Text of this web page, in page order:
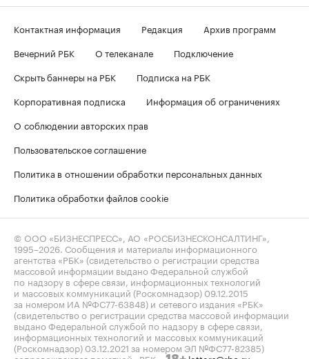
Контактная информация Редакция
Архив программ
Вечерний РБК
О телеканале
Подключение
Скрыть баннеры на РБК
Подписка на РБК
Корпоративная подписка
Информация об ограничениях
О соблюдении авторских прав
Пользовательское соглашение
Политика в отношении обработки персональных данных
Политика обработки файлов cookie
© ООО «БИЗНЕСПРЕСС», АО «РОСБИЗНЕСКОНСАЛТИНГ»,
1995–2026 . Сообщения и материалы информационного
агентства «РБК» (свидетельство о регистрации средства
массовой информации выдано Федеральной службой
по надзору в сфере связи, информационных технологий
и массовых коммуникаций (Роскомнадзор) 09.12.2015
за номером ИА №ФС77-63848) и сетевого издания «РБК»
(свидетельство о регистрации средства массовой информации
выдано Федеральной службой по надзору в сфере связи,
информационных технологий и массовых коммуникаций
(Роскомнадзор) 03.12.2021 за номером ЭЛ №ФС77-82385)